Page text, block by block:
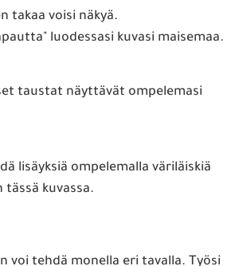
takaa voisi näkyä.
luodessasi kuvasi maisemaa.
taustat näyttävät ompelemasi
lisäyksiä ompelemalla väriläiskiä
tässä kuvassa.
voi tehdä monella eri tavalla. Työsi